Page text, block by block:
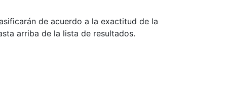
de acuerdo a la exactitud de la
arriba de la lista de resultados.